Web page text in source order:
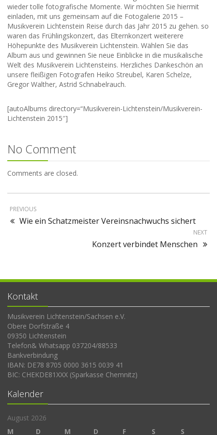
wieder tolle fotografische Momente. Wir möchten Sie hiermit
einladen, mit uns gemeinsam auf die Fotogalerie 2015 –
Musikverein Lichtenstein Reise durch das Jahr 2015 zu gehen. so
waren das Frühlingskonzert, das Elternkonzert weiterere
Höhepunkte des Musikverein Lichtenstein. Wählen Sie das
Album aus und gewinnen Sie neue Einblicke in die musikalische
Welt des Musikverein Lichtensteins. Herzliches Dankeschön an
unsere fleißigen Fotografen Heiko Streubel, Karen Schelze,
Gregor Walther, Astrid Schnabelrauch.
[autoAlbums directory=“Musikverein-Lichtenstein/Musikverein-
Lichtenstein 2015″]
No Comment
Comments are closed.
PREVIOUS
Wie ein Schatzmeister Vereinsnachwuchs sichert
NEXT
Konzert verbindet Menschen
Kontakt
Musikverein Lichtenstein/Sachsen e.V.
Obere Dorfstraße 4
09350 Lichtenstein
Telefon& Whatsapp 037204/88533
Bankverbindung
IBAN: DE78 8705 0000 3615 0039 41
BIC: CHEKDE81XXX (Sparkasse Chemnitz)
Kalender
August 2026
M
D M D F S S